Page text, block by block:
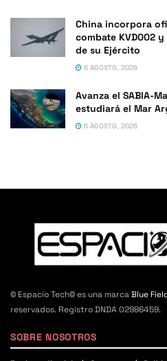
China incorpora
combate KVD002
de su Ejército
6 AGOSTO, 2026
Avanza el SABIA-
estudiará el Mar
6 AGOSTO, 2026
© Espacio Tech© es una marcaBlue
reservados. Registro DNDA 02986459.
SOBRE NOSOTROS